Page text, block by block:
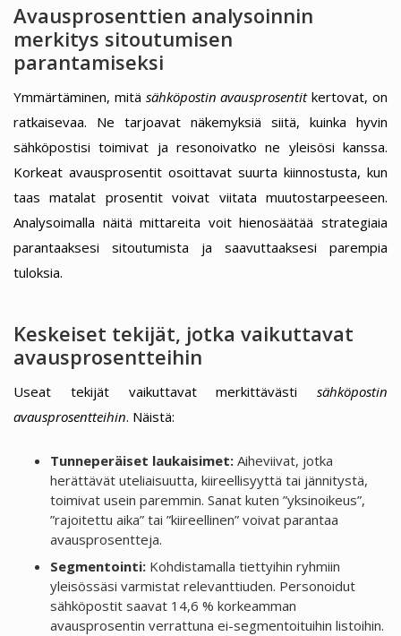
Avausprosenttien analysoinnin
merkitys sitoutumisen
parantamiseksi
Ymmärtäminen, mitä sähköpostin avausprosentitkertovat, on
ratkaisevaa. Ne tarjoavat näkemyksiä siitä, kuinka hyvin
sähköpostisi toimivat ja resonoivatko ne yleisösi kanssa.
Korkeat avausprosentit osoittavat suurta kiinnostusta, kun
taas matalat prosentit voivat viitata muutostarpeeseen.
Analysoimalla näitä mittareita voit hienosäätää strategiaia
parantaaksesi sitoutumista ja saavuttaaksesi parempia
tuloksia.
Keskeiset tekijät, jotka vaikuttavat
avausprosentteihin
Useat tekijät vaikuttavat merkittävästi sähköpostin
avausprosentteihin. Näistä:
Tunneperäiset laukaisimet:Aiheviivat, jotka
herättävät uteliaisuutta, kiireellisyyttä tai jännitystä,
toimivat usein paremmin. Sanat kuten ”yksinoikeus”,
”rajoitettu aika” tai ”kiireellinen” voivat parantaa
avausprosentteja.
Segmentointi:Kohdistamalla tiettyihin ryhmiin
yleisössäsi varmistat relevanttiuden. Personoidut
sähköpostit saavat 14,6 % korkeamman
avausprosentin verrattuna ei-segmentoituihin listoihin.